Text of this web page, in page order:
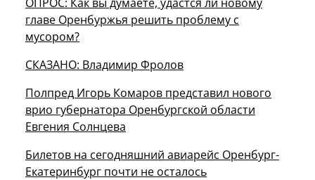
главе Оренбуржья решить проблему с
мусором?
СКАЗАНО: Владимир Фролов
Полпред Игорь Комаров представил нового
врио губернатора Оренбургской области
Евгения Солнцева
Билетов на сегодняшний авиарейс Оренбург-
Екатеринбург почти не осталось